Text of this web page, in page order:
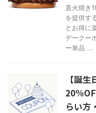
直火焼き
を提供す
とお得に
デークー
ー単品 ...
【誕
らい方